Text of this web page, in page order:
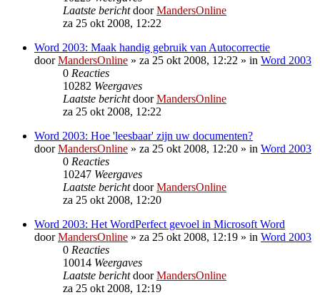
Laatste berichtdoorMandersOnline
za 25 okt 2008, 12:22
Word 2003: Maak handig gebruik van Autocorrectie
doorMandersOnline » za 25 okt 2008, 12:22 » in Word 2003
0 Reacties
10282 Weergaves
Laatste berichtdoorMandersOnline
za 25 okt 2008, 12:22
Word 2003: Hoe 'leesbaar' zijn uw documenten?
doorMandersOnline » za 25 okt 2008, 12:20 » in Word 2003
0 Reacties
10247 Weergaves
Laatste berichtdoorMandersOnline
za 25 okt 2008, 12:20
Word 2003: Het WordPerfect gevoel in Microsoft Word
doorMandersOnline » za 25 okt 2008, 12:19 » in Word 2003
0 Reacties
10014 Weergaves
Laatste berichtdoorMandersOnline
za 25 okt 2008, 12:19